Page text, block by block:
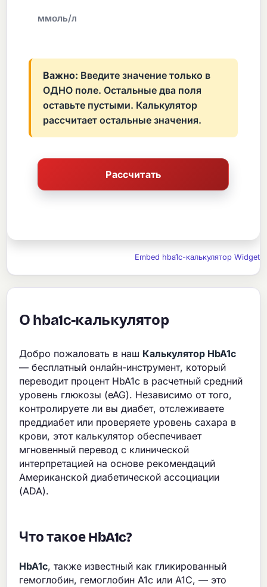
ммоль/л
Важно: Введите значение только в
ОДНО поле. Остальные два поля
оставьте пустыми. Калькулятор
рассчитает остальные значения.
Embed hba1c-калькулятор Widget
О hba1c-калькулятор
Добро пожаловать в наш Калькулятор HbA1c
— бесплатный онлайн-инструмент, который
переводит процент HbA1c в расчетный средний
уровень глюкозы (eAG). Независимо от того,
контролируете ли вы диабет, отслеживаете
преддиабет или проверяете уровень сахара в
крови, этот калькулятор обеспечивает
мгновенный перевод с клинической
интерпретацией на основе рекомендаций
Американской диабетической ассоциации
(ADA).
Что такое HbA1c?
HbA1c, также известный как гликированный
гемоглобин, гемоглобин A1c или A1C, — это